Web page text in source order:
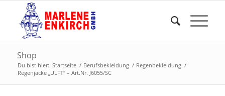
Shop
Du bist hier: Startseite / Berufsbekleidung / Regenbekleidung /
Regenjacke „ULFT“ – Art.Nr. J6055/SC